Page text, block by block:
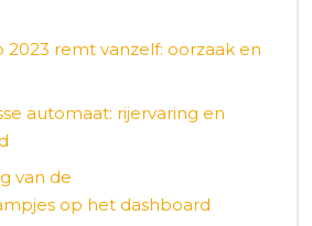
2023 remt vanzelf: oorzaak en
automaat: rijervaring en
van de
op het dashboard